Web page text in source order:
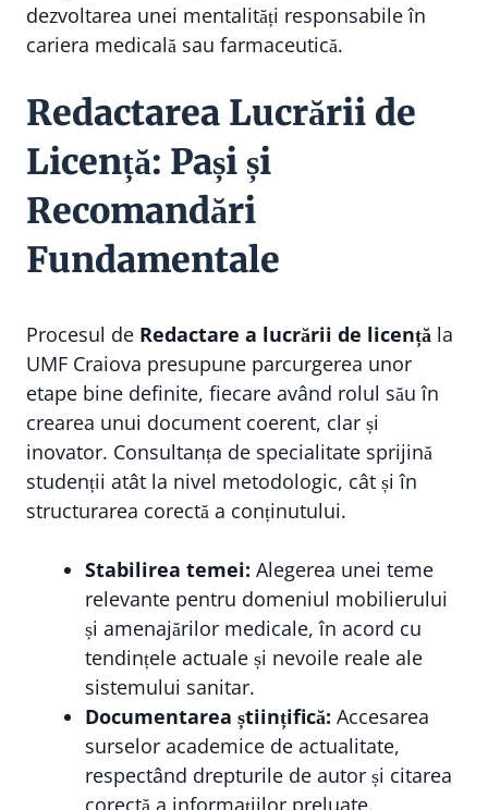
dezvoltarea unei mentalități responsabile în
cariera medicală sau farmaceutică.
Redactarea Lucrării de
Licență: Pași și
Recomandări
Fundamentale
Procesul de Redactare a lucrării de licență la
UMF Craiova presupune parcurgerea unor
etape bine definite, fiecare având rolul său în
crearea unui document coerent, clar și
inovator. Consultanța de specialitate sprijină
studenții atât la nivel metodologic, cât și în
structurarea corectă a conținutului.
Stabilirea temei: Alegerea unei teme
relevante pentru domeniul mobilierului
și amenajărilor medicale, în acord cu
tendințele actuale și nevoile reale ale
sistemului sanitar.
Documentarea științifică: Accesarea
surselor academice de actualitate,
respectând drepturile de autor și citarea
corectă a informațiilor preluate.